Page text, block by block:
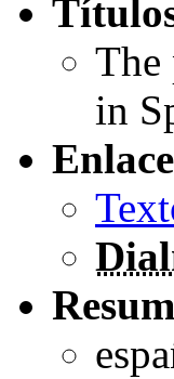
The
in